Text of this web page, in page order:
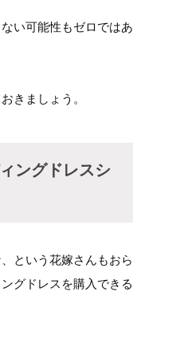
い可能性もゼロではあ
きましょう。
ングドレスシ
という花嫁さんもおら
グドレスを購入できる